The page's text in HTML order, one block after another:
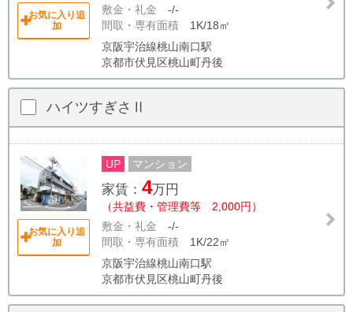
お気に入り追
加
敷金・礼金 -/-
間取・専有面積 1K/18㎡
京阪宇治線桃山南口駅
京都市伏見区桃山町丹後
ハイツすぎさⅡ
お気に入り追
加
UP マンション
家賃： 4万円
（共益費・管理費等 2,000円）
敷金・礼金 -/-
間取・専有面積 1K/22㎡
京阪宇治線桃山南口駅
京都市伏見区桃山町丹後